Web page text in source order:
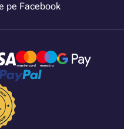
pe Facebook